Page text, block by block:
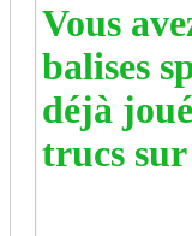
Vous
balises
déjà
trucs